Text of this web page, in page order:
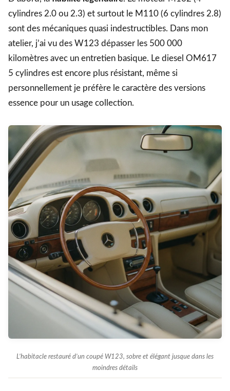
cylindres 2.0 ou 2.3) et surtout le M110 (6 cylindres 2.8)
sont des mécaniques quasi indestructibles. Dans mon
atelier, j’ai vu des W123 dépasser les 500 000
kilomètres avec un entretien basique. Le diesel OM617
5 cylindres est encore plus résistant, même si
personnellement je préfère le caractère des versions
essence pour un usage collection.
L’habitacle restauré d’un coupé W123, sobre et élégant jusque dans les
moindres détails